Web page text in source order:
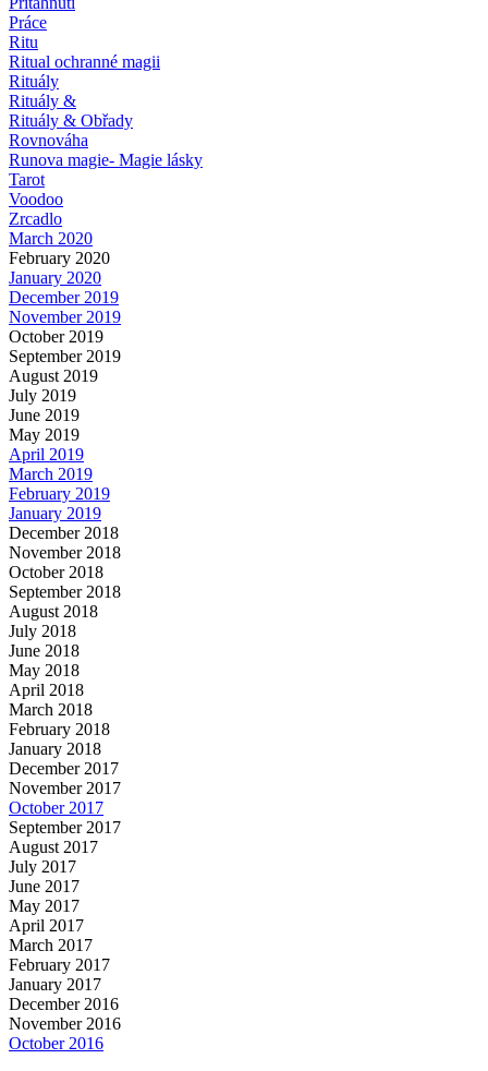
Práce
Ritu
Ritual ochranné magii
Rituály
Rituály &
Rituály & Obřady
Rovnováha
Runova magie- Magie lásky
Tarot
Voodoo
Zrcadlo
March 2020
February 2020
January 2020
December 2019
November 2019
October 2019
September 2019
August 2019
July 2019
June 2019
May 2019
April 2019
March 2019
February 2019
January 2019
December 2018
November 2018
October 2018
September 2018
August 2018
July 2018
June 2018
May 2018
April 2018
March 2018
February 2018
January 2018
December 2017
November 2017
October 2017
September 2017
August 2017
July 2017
June 2017
May 2017
April 2017
March 2017
February 2017
January 2017
December 2016
November 2016
October 2016